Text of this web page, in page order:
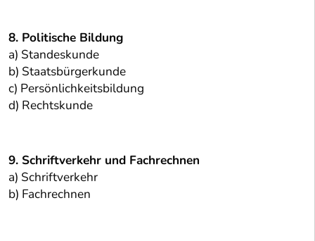
8. Politische Bildung
a) Standeskunde
b) Staatsbürgerkunde
c) Persönlichkeitsbildung
d) Rechtskunde
9. Schriftverkehr und Fachrechnen
a) Schriftverkehr
b) Fachrechnen